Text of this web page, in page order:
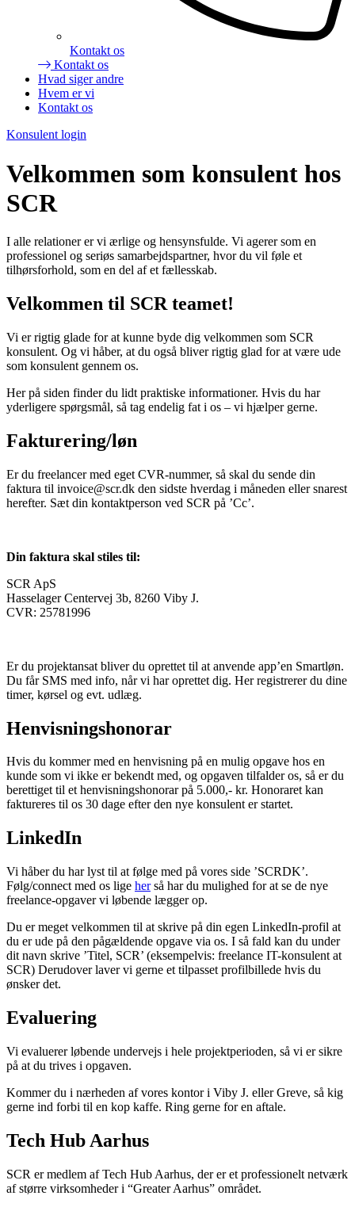
Kontakt os
Kontakt os
Hvad siger andre
Hvem er vi
Kontakt os
Konsulent login
Velkommen som konsulent hos
SCR
I alle relationer er vi ærlige og hensynsfulde. Vi agerer som en
professionel og seriøs samarbejdspartner, hvor du vil føle et
tilhørsforhold, som en del af et fællesskab.
Velkommen til SCR teamet!
Vi er rigtig glade for at kunne byde dig velkommen som SCR
konsulent. Og vi håber, at du også bliver rigtig glad for at være ude
som konsulent gennem os.
Her på siden finder du lidt praktiske informationer. Hvis du har
yderligere spørgsmål, så tag endelig fat i os – vi hjælper gerne.
Fakturering/løn
Er du freelancer med eget CVR-nummer, så skal du sende din
faktura til invoice@scr.dk den sidste hverdag i måneden eller snarest
herefter. Sæt din kontaktperson ved SCR på ’Cc’.
Din faktura skal stiles til:
SCR ApS
Hasselager Centervej 3b, 8260 Viby J.
CVR: 25781996
Er du projektansat bliver du oprettet til at anvende app’en Smartløn.
Du får SMS med info, når vi har oprettet dig. Her registrerer du dine
timer, kørsel og evt. udlæg.
Henvisningshonorar
Hvis du kommer med en henvisning på en mulig opgave hos en
kunde som vi ikke er bekendt med, og opgaven tilfalder os, så er du
berettiget til et henvisningshonorar på 5.000,- kr. Honoraret kan
faktureres til os 30 dage efter den nye konsulent er startet.
LinkedIn
Vi håber du har lyst til at følge med på vores side ’SCRDK’.
Følg/connect med os lige herså har du mulighed for at se de nye
freelance-opgaver vi løbende lægger op.
Du er meget velkommen til at skrive på din egen LinkedIn-profil at
du er ude på den pågældende opgave via os. I så fald kan du under
dit navn skrive ’Titel, SCR’ (eksempelvis: freelance IT-konsulent at
SCR) Derudover laver vi gerne et tilpasset profilbillede hvis du
ønsker det.
Evaluering
Vi evaluerer løbende undervejs i hele projektperioden, så vi er sikre
på at du trives i opgaven.
Kommer du i nærheden af vores kontor i Viby J. eller Greve, så kig
gerne ind forbi til en kop kaffe. Ring gerne for en aftale.
Tech Hub Aarhus
SCR er medlem af Tech Hub Aarhus, der er et professionelt netværk
af større virksomheder i “Greater Aarhus” området.